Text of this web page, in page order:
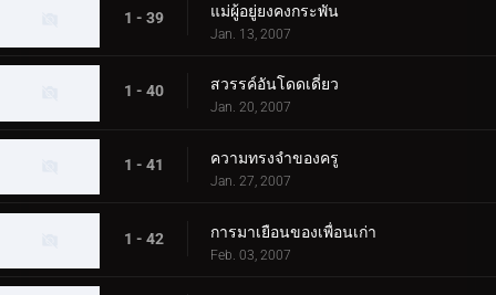
1 - 39 แม่ผู้อยู่ยงคงกระพัน
Jan. 13, 2007
1 - 40 สวรรค์อันโดดเดี่ยว
Jan. 20, 2007
1 - 41 ความทรงจำของครู
Jan. 27, 2007
1 - 42 การมาเยือนของเพื่อนเก่า
Feb. 03, 2007